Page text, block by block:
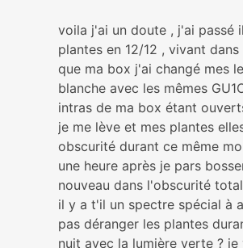
voila j'ai un doute , j'ai passé
plantes en 12/12 , vivant
que ma box j'ai changé mes
blanche avec les mêmes
intras de ma box étant
je me lève et mes plantes
obscurité durant ce même
une heure après je pars
nouveau dans l'obscurité
il y a t'il un spectre spécial à
pas déranger les plantes
nuit avec la lumière verte ?